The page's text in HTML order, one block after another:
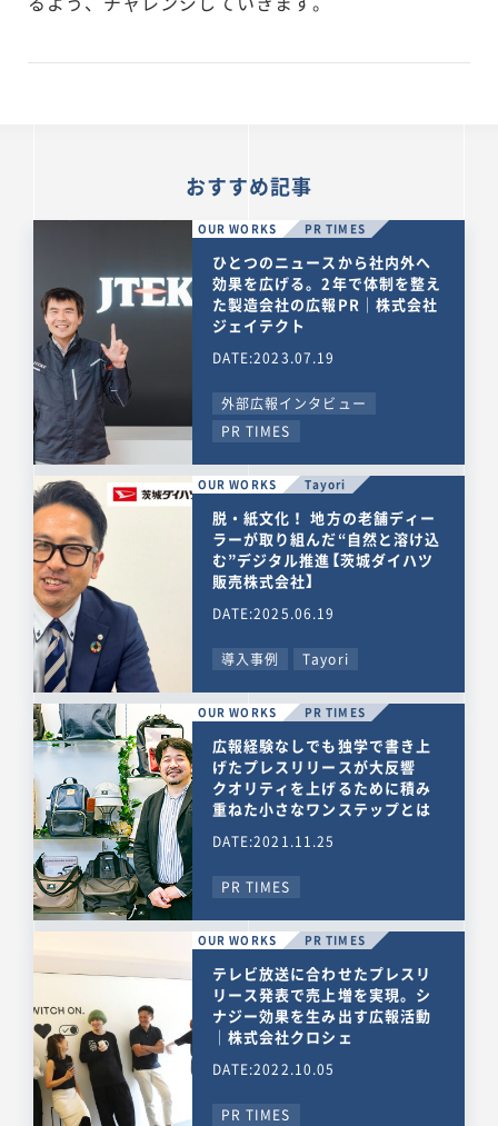
おすすめ記事
OUR WORKS PR TIMES
ひとつのニュースから社内外へ
効果を広げる。2年で体制を整え
た製造会社の広報PR｜株式会社
ジェイテクト
DATE:2023.07.19
外部広報インタビュー
PR TIMES
OUR WORKS Tayori
脱・紙文化！ 地方の老舗ディー
ラーが取り組んだ“自然と溶け込
む”デジタル推進【茨城ダイハツ
販売株式会社】
DATE:2025.06.19
導入事例 Tayori
OUR WORKS PR TIMES
広報経験なしでも独学で書き上
げたプレスリリースが大反響
クオリティを上げるために積み
重ねた小さなワンステップとは
DATE:2021.11.25
PR TIMES
OUR WORKS PR TIMES
テレビ放送に合わせたプレスリ
リース発表で売上増を実現。シ
ナジー効果を生み出す広報活動
｜株式会社クロシェ
DATE:2022.10.05
PR TIMES